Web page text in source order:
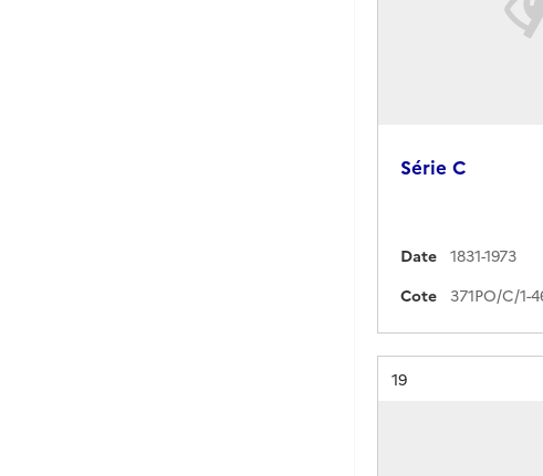
Série C
Date 1831-1973
Cote
Résultat n°
19